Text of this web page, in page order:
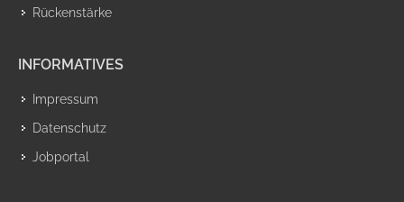
Rückenstärke
INFORMATIVES
Impressum
Datenschutz
Jobportal